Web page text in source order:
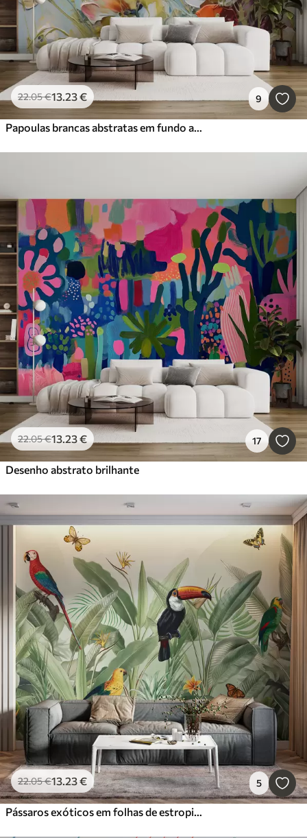
22.05€13.23€ 9
Papoulas brancas abstratas em fundo azul, imitação de pinceladas
22.05€13.23€ 17
Desenho abstrato brilhante
22.05€13.23€ 5
Pássaros exóticos em folhas de estropio cinza